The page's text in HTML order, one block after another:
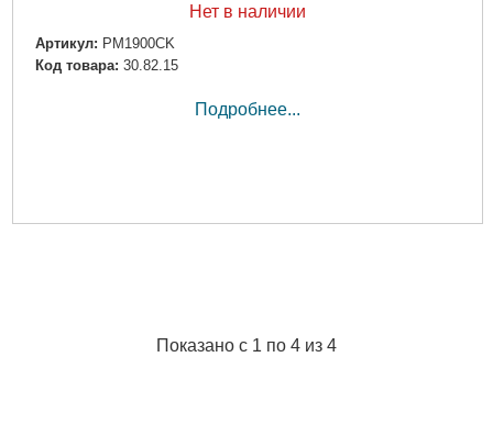
Нет в наличии
Артикул: PM1900CK
Код товара: 30.82.15
Подробнее...
Показано с 1 по 4 из 4